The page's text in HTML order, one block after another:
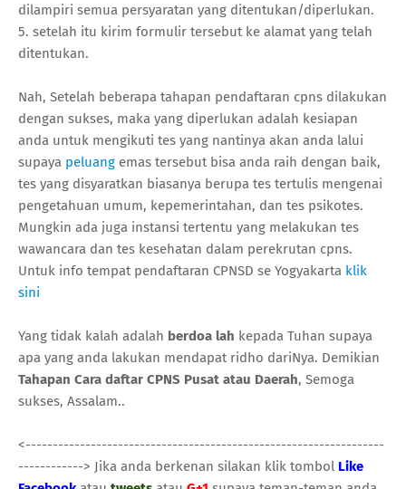
dilampiri semua persyaratan yang ditentukan/diperlukan.
5. setelah itu kirim formulir tersebut ke alamat yang telah
ditentukan.
Nah, Setelah beberapa tahapan pendaftaran cpns dilakukan
dengan sukses, maka yang diperlukan adalah kesiapan
anda untuk mengikuti tes yang nantinya akan anda lalui
supaya peluang emas tersebut bisa anda raih dengan baik,
tes yang disyaratkan biasanya berupa tes tertulis mengenai
pengetahuan umum, kepemerintahan, dan tes psikotes.
Mungkin ada juga instansi tertentu yang melakukan tes
wawancara dan tes kesehatan dalam perekrutan cpns.
Untuk info tempat pendaftaran CPNSD se Yogyakarta klik
sini
Yang tidak kalah adalah berdoa lah kepada Tuhan supaya
apa yang anda lakukan mendapat ridho dariNya. Demikian
Tahapan Cara daftar CPNS Pusat atau Daerah, Semoga
sukses, Assalam..
<------------------------------------------------------------------
------------> Jika anda berkenan silakan klik tombol Like